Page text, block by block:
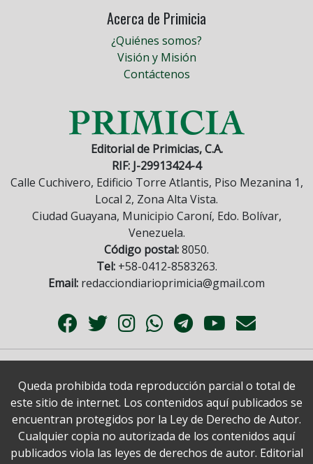
Acerca de Primicia
¿Quiénes somos?
Visión y Misión
Contáctenos
Editorial de Primicias, C.A.
RIF: J-29913424-4
Calle Cuchivero, Edificio Torre Atlantis, Piso Mezanina 1,
Local 2, Zona Alta Vista.
Ciudad Guayana, Municipio Caroní, Edo. Bolívar,
Venezuela.
Código postal:8050.
Tel:+58-0412-8583263.
Email: redacciondiarioprimicia@gmail.com
Queda prohibida toda reproducción parcial o total de
este sitio de internet. Los contenidos aquí publicados se
encuentran protegidos por la Ley de Derecho de Autor.
Cualquier copia no autorizada de los contenidos aquí
publicados viola las leyes de derechos de autor. Editorial